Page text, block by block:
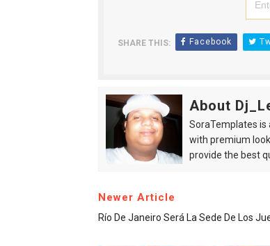
SHARE THIS: Facebook
About
SoraTemplates is
with premium
provide the best
Newer Article
Río De Janeiro Será La Sede De Los